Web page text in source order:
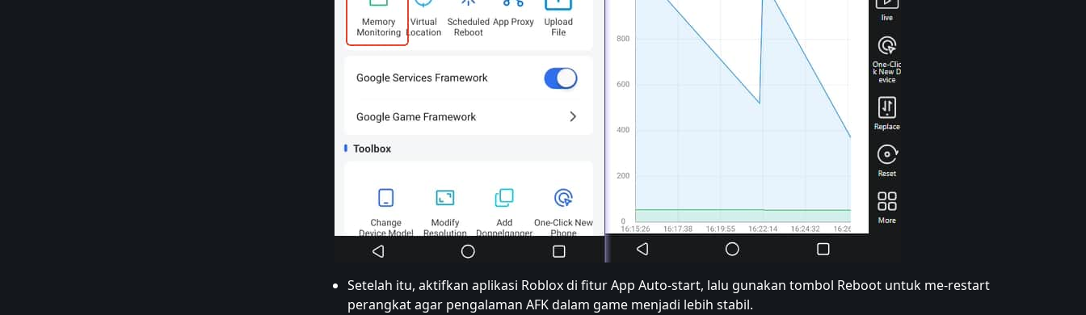
Setelah itu, aktifkan aplikasi Roblox di fitur App Auto-start, lalu gunakan tombol Reboot untuk me-restart
perangkat agar pengalaman AFK dalam game menjadi lebih stabil.